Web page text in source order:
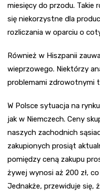
miesięcy do przodu. Takie
się niekorzystne dla
rozliczania w oparciu o
Również w Hiszpanii
wieprzowego. Niektórzy
problemami zdrowotnymi
W Polsce sytuacja na
jak w Niemczech. Ceny
naszych zachodnich
zakupionych prosiąt
pomiędzy ceną zakupu
żywej wynosi aż 200 zł,
Jednakże, przewiduje się,